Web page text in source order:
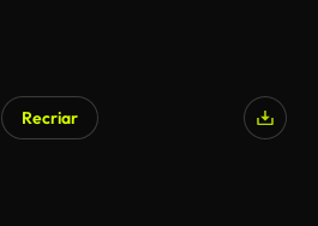
Recriar